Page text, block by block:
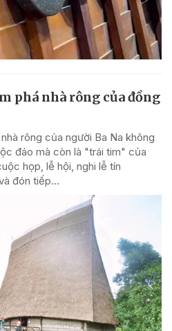
phá nhà rông của đồng
rông của người Ba Na không
đáo mà còn là "trái tim" của
họp, lễ hội, nghi lễ tín
đón tiếp...